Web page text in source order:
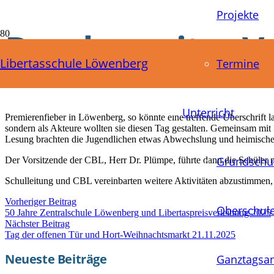
Libertasschule Löwenberg
Projekte
Termine
Unterricht
Bundesweiter
Premierenfieber in Löwenberg, so könnte eine treffende Überschrift
sondern als Akteure wollten sie diesen Tag gestalten. Gemeinsam
Lesung brachten die Jugendlichen etwas Abwechslung und
Der Vorsitzende der CBL, Herr Dr. Plümpe, führte dann die
Schulleitung und CBL vereinbarten weitere Aktivitäten
Vorheriger Beitrag
50 Jahre Zentralschule Löwenberg und Libertaspreisverleihung 2025
Nächster Beitrag
Tag der offenen Tür und Hort-Weihnachtsmarkt 21.11.2025
Neueste Beiträge